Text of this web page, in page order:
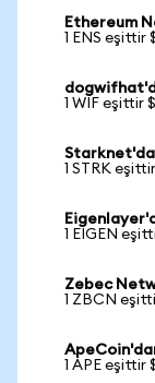
Ethereum
1 ENS eşittir
1 WIF eşittir
1 STRK
1 EIGEN
Zebec
1 ZBCN
1 APE eşittir